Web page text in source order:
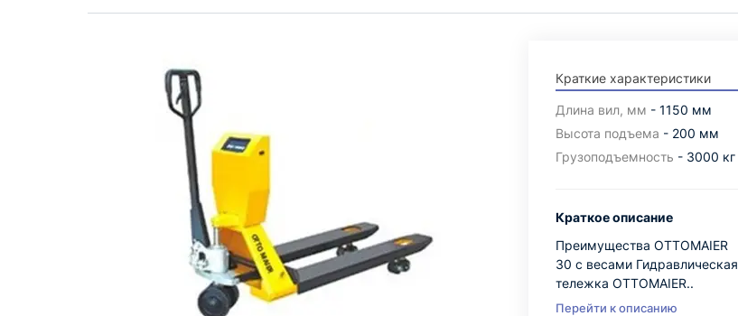
Краткие характеристики
Длина вил, мм - 1150 мм
Высота подъема - 200 мм
Грузоподъемность - 3000 кг
Краткое описание
Преимущества ОTTOМAIER
30 с весами Гидравлическая
тележка ОTTOМAIER..
Перейти к описанию